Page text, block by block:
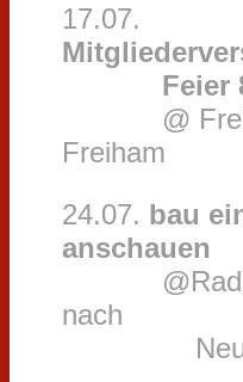
17.07.
Feier 80
@
Freiham
24.07. bau
anschauen
@Radl
nach